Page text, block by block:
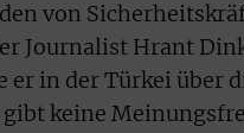
von
Journalist Hrant
er in der Türkei über
keine